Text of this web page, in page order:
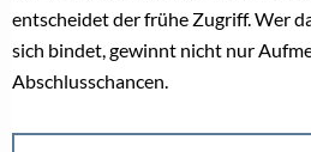
entscheidet der frühe Zugriff. Wer
sich bindet, gewinnt nicht nur
Abschlusschancen.